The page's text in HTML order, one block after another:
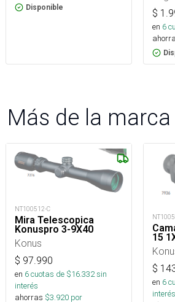
Disponible
$
en 6
Más de la marca
NT100512-C
Mira Telescopica
Konuspro 3-9X40
Konus
$ 97.990
en 6cuotas de $16.332sin
interés
ahorras $3.920 por
15
$
en 6
interés